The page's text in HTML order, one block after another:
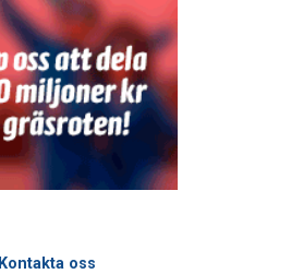
Kontakta oss